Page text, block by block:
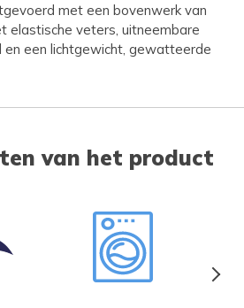
met een bovenwerk van
elastische veters, uitneembare
en een lichtgewicht, gewatteerde
van het product